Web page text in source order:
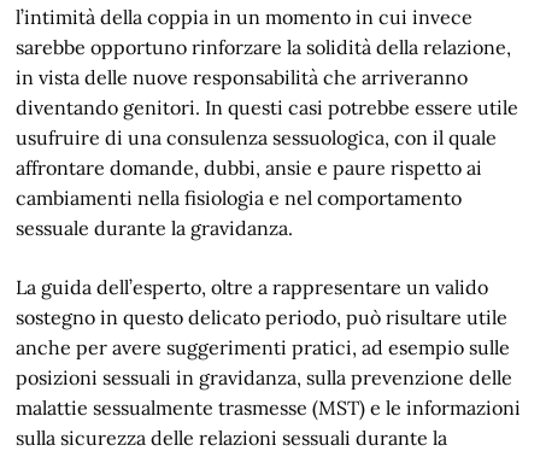
l’intimità della coppia in un momento in cui invece
sarebbe opportuno rinforzare la solidità della relazione,
in vista delle nuove responsabilità che arriveranno
diventando genitori. In questi casi potrebbe essere utile
usufruire di una consulenza sessuologica, con il quale
affrontare domande, dubbi, ansie e paure rispetto ai
cambiamenti nella fisiologia e nel comportamento
sessuale durante la gravidanza.
La guida dell’esperto, oltre a rappresentare un valido
sostegno in questo delicato periodo, può risultare utile
anche per avere suggerimenti pratici, ad esempio sulle
posizioni sessuali in gravidanza, sulla prevenzione delle
malattie sessualmente trasmesse (MST) e le informazioni
sulla sicurezza delle relazioni sessuali durante la